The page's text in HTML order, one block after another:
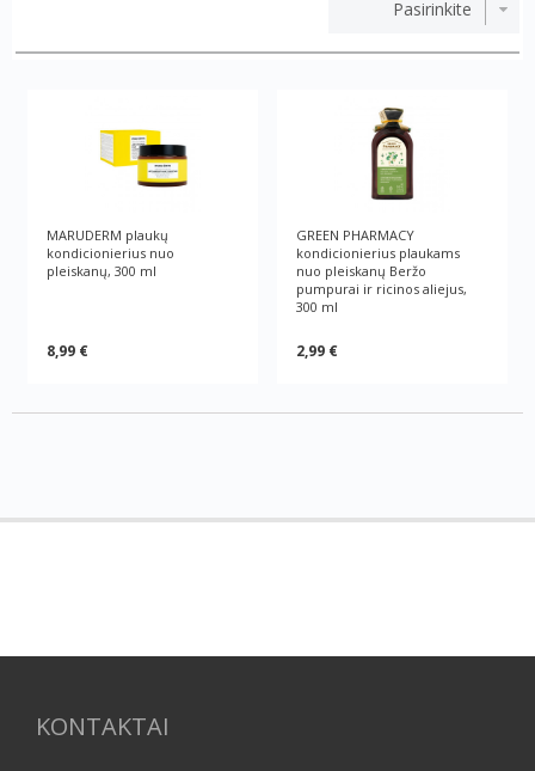
MARUDERM plaukų
kondicionierius nuo
pleiskanų, 300 ml
8,99 €
GREEN PHARMACY
kondicionierius plaukams
nuo pleiskanų Beržo
pumpurai ir ricinos aliejus,
300 ml
2,99 €
KONTAKTAI